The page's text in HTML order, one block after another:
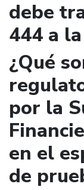
debe
444 a
¿Qué
por la
en el
de